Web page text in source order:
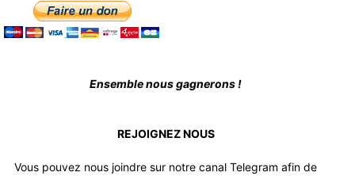
Ensemble nous gagnerons !
REJOIGNEZ NOUS
Vous pouvez nous joindre sur notre canal Telegram afin de